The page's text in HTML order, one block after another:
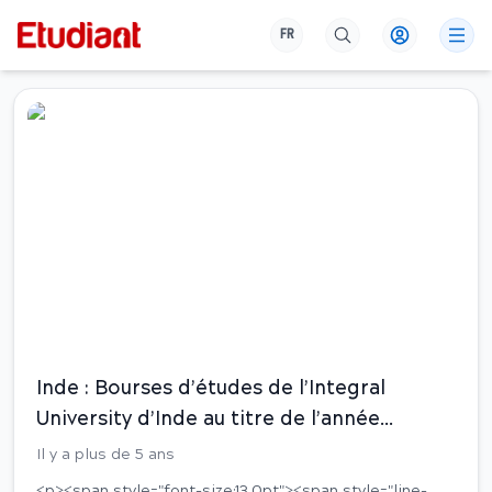
FR
Inde : Bourses d’études de l’Integral
University d’Inde au titre de l’année
universitaire 2021-2022
Il y a plus de 5 ans